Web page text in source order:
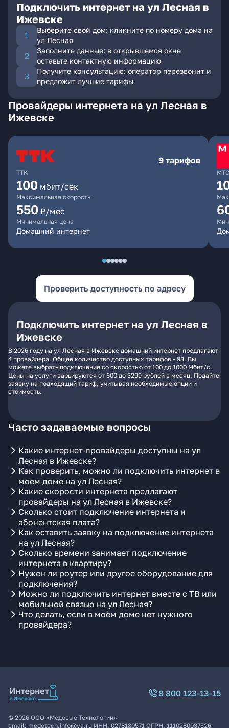
Подключить интернет на ул Лесная в
Ижевске
Выберите свой дом: кликните по номеру дома на
ул Лесная
Заполните данные: в открывшемся окне
оставьте контактную информацию
Получите консультацию: оператор перезвонит и
предложит лучшие тарифы
Провайдеры интернета на ул Лесная в
Ижевске
ТТК
9 тарифов
100 мбит/сек
Максимальная скорость
550 ₽/мес
Минимальная цена
Домашний интернет
МТС
Проверить доступность по адресу
Подключить интернет на ул Лесная в
Ижевске
В 2026 году на ул Лесная в Ижевске домашний интернет предлагают
4 провайдера. Общее количество доступных тарифов - 93. Вы
можете выбрать подключение со скоростью от 100 до 1000 Мбит/с.
Цены на услуги варьируются от 600 до 3299 рублей в месяц. Подайте
заявку на подходящий тариф, учитывая необходимые опции и
стоимость.
Часто задаваемые вопросы
Какие интернет-провайдеры доступны на ул
Лесная в Ижевске?
Как проверить, можно ли подключить интернет в
моем доме на ул Лесная?
Какие скорости интернета предлагают
провайдеры на ул Лесная в Ижевске?
Сколько стоит подключение интернета и
абонентская плата?
Как оставить заявку на подключение интернета
на ул Лесная?
Сколько времени занимает подключение
интернета в квартиру?
Нужен ли роутер или другое оборудование для
подключения?
Можно ли подключить интернет вместе с ТВ или
мобильной связью на ул Лесная?
Что делать, если в моём доме нет нужного
провайдера?
8 800 123-13-15
© 2026 ООО «Медовые Технологии»
email: medotech.info@ya.ru ИНН: 0278180571 ОГРН: 1110280037526